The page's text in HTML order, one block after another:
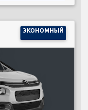
ЭКОНОМНЫЙ